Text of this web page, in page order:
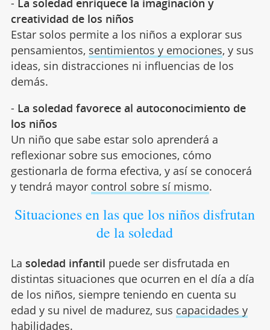
- La soledad enriquece la imaginación y
creatividad de los niños
Estar solos permite a los niños a explorar sus
pensamientos, sentimientos y emociones, y sus
ideas, sin distracciones ni influencias de los
demás.
- La soledad favorece al autoconocimiento de
los niños
Un niño que sabe estar solo aprenderá a
reflexionar sobre sus emociones, cómo
gestionarla de forma efectiva, y así se conocerá
y tendrá mayor control sobre sí mismo.
Situaciones en las que los niños disfrutan
de la soledad
La soledad infantil puede ser disfrutada en
distintas situaciones que ocurren en el día a día
de los niños, siempre teniendo en cuenta su
edad y su nivel de madurez, sus capacidades y
habilidades.